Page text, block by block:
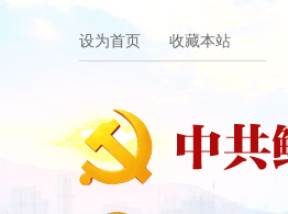
设为首页 收藏本站